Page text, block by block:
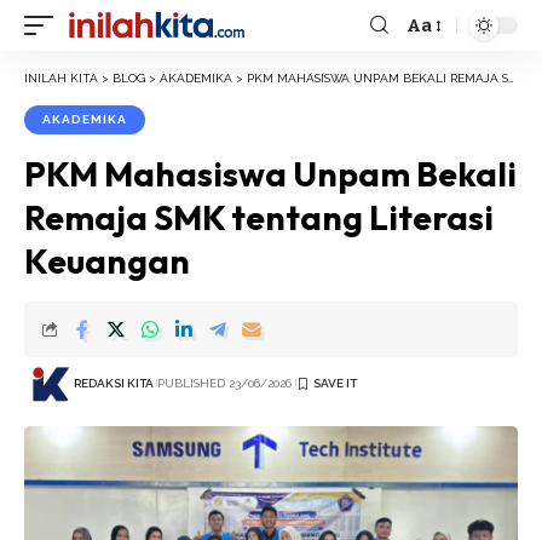
Font
Aa
INILAH KITA > BLOG > AKADEMIKA > PKM MAHASISWA UNPAM BEKALI REMAJA SMK TENTANG LITERASI KEUANGAN
AKADEMIKA
PKM Mahasiswa Unpam Bekali
Remaja SMK tentang Literasi
Keuangan
REDAKSI KITA PUBLISHED 23/06/2026